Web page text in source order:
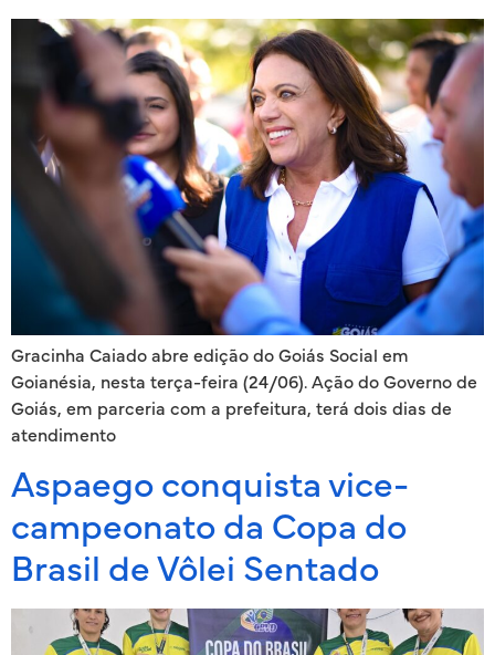
Gracinha Caiado abre edição do Goiás Social em
Goianésia, nesta terça-feira (24/06). Ação do Governo de
Goiás, em parceria com a prefeitura, terá dois dias de
atendimento
Aspaego conquista vice-
campeonato da Copa do
Brasil de Vôlei Sentado